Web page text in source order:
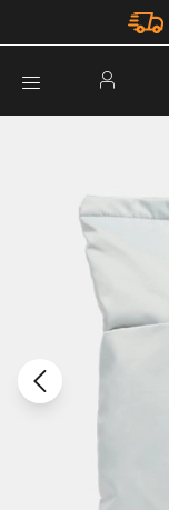
Şifre *
Şifremi Unuttum
Parola